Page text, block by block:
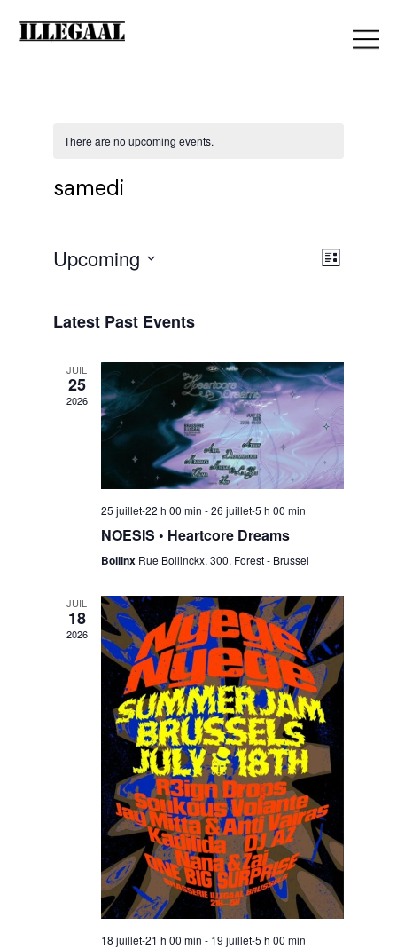
There are no upcoming events.
samedi
V
e
w
s
N
i
g
a
t
i
o
n
E
e
n
t
i
e
w
s
N
a
List
Upcoming
Latest Past Events
JUIL
25
2026
25 juillet-22 h 00 min -26 juillet-5 h 00 min
NOESIS • Heartcore Dreams
Bollinx Rue Bollinckx, 300, Forest - Brussel
JUIL
18
2026
18 juillet-21 h 00 min - 19 juillet-5 h 00 min